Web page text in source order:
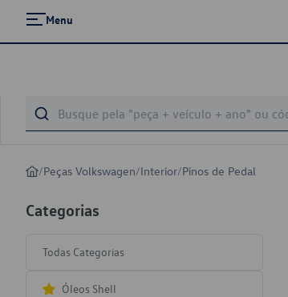
Menu
/Peças Volkswagen/Interior/Pinos de Pedal
Categorias
Todas Categorias
Óleos Shell